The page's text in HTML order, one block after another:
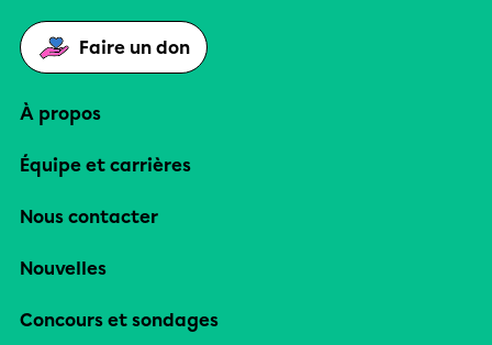
Faire un don
À propos
Équipe et carrières
Nous contacter
Nouvelles
Concours et sondages